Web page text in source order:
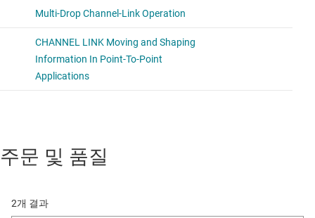
주문 및 품질